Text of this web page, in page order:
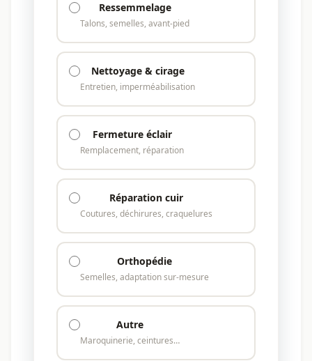
Ressemmelage
Talons, semelles, avant-pied
Nettoyage & cirage
Entretien, imperméabilisation
Fermeture éclair
Remplacement, réparation
Réparation cuir
Coutures, déchirures, craquelures
Orthopédie
Semelles, adaptation sur-mesure
Autre
Maroquinerie, ceintures…